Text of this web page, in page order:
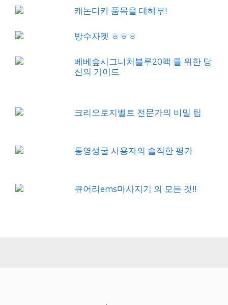
캐논디카 품목을 대해부!
방수자켓 ㅎㅎㅎ
베베숲시그니처블루20팩 를 위한 당
신의 가이드
크리오로지벨트 전문가의 비밀 팁
통영생굴 사용자의 솔직한 평가
큐어리ems마사지기 의 모든 것!!